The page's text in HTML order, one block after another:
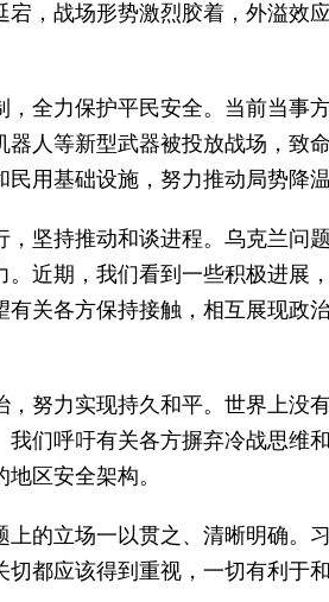
宕，战场形势激烈胶着，外溢效
，全力保护平民安全。当前当事
器人等新型武器被投放战场，致
民用基础设施，努力推动局势降
，坚持推动和谈进程。乌克兰问
。近期，我们看到一些积极进展
有关各方保持接触，相互展现政
，努力实现持久和平。世界上没
我们呼吁有关各方摒弃冷战思维
区安全架构。
上的立场一以贯之、清晰明确。
切都应该得到重视，一切有利于